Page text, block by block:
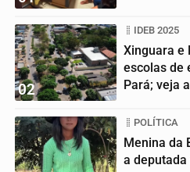
02
IDEB 2025
Xinguara e
escolas de
Pará; veja
POLÍTICA
Menina da
a